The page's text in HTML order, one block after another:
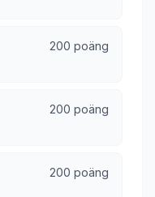
200 poäng
200 poäng
200 poäng